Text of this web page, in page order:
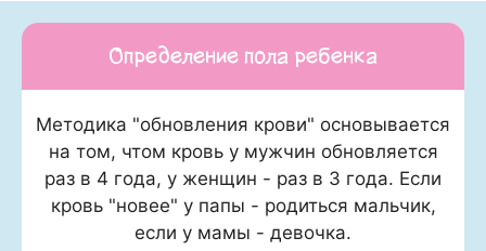
Определение пола ребенка
Методика "обновления крови" основывается
на том, чтом кровь у мужчин обновляется
раз в 4 года, у женщин - раз в 3 года. Если
кровь "новее" у папы - родиться мальчик,
если у мамы - девочка.